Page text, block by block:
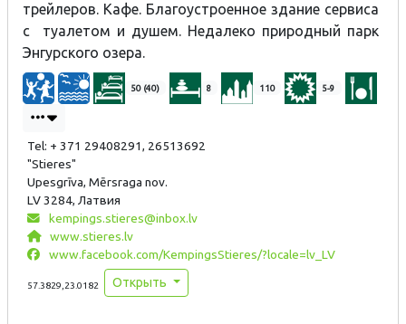
трейлеров. Кафе. Благоустроенное здание сервиса
с туалетом и душем. Недалеко природный парк
Энгурского озера.
50 (40) 8 110 5-9
Tel: + 371 29408291, 26513692
"Stieres"
Upesgrīva, Mērsraga nov.
LV 3284, Латвия
kempings.stieres@inbox.lv
www.stieres.lv
www.facebook.com/KempingsStieres/?locale=lv_LV
57.3829,23.0182 Открыть